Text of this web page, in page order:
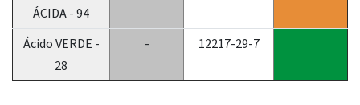
ÁCIDA - 94
Ácido VERDE -
28
- 12217-29-7